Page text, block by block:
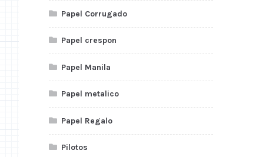
Papel Corrugado
Papel crespon
Papel Manila
Papel metalico
Papel Regalo
Pilotos